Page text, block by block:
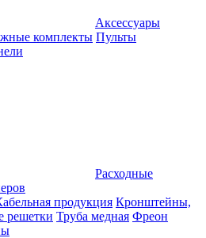
Аксессуары
комплекты Пульты
Расходные
продукция Кронштейны,
решетки Труба медная Фреон